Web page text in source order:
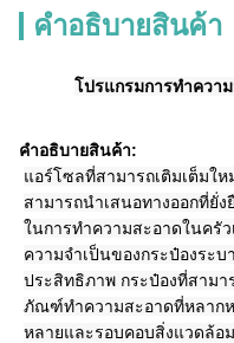
คําอธิบายสินค้า
โปรแกรมการทําควา
คําอธิบายสินค้า:
แอร์โซลที่สามารถเติมเต็มใ
สามารถนําเสนอทางออกที่ยั่
ในการทําความสะอาดในค
ความจําเป็นของกระป๋องระ
ประสิทธิภาพ กระป๋องที่สามา
ภัณฑ์ทําความสะอาดที่หลากห
หลายและรอบคอบสิ่งแวดล้อ